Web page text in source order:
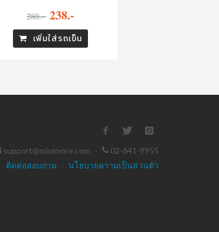
280.- 238.-
เพิ่มใส่รถเข็น
support@minimore.com ·
02-641-9955
ติดต่อสอบถาม · นโยบายความเป็นส่วนตัว